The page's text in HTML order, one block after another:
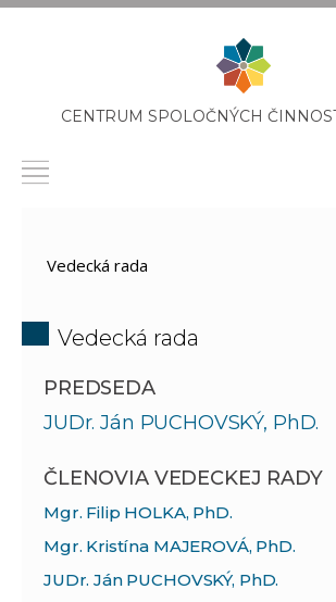
CENTRUM SPOLOČNÝCH
Vedecká rada
PREDSEDA
JUDr. Ján PUCHOVSKÝ, PhD.
ČLENOVIA VEDECKEJ RADY
Mgr. Filip HOLKA, PhD.
Mgr. Kristína MAJEROVÁ, PhD.
JUDr. Ján PUCHOVSKÝ, PhD.